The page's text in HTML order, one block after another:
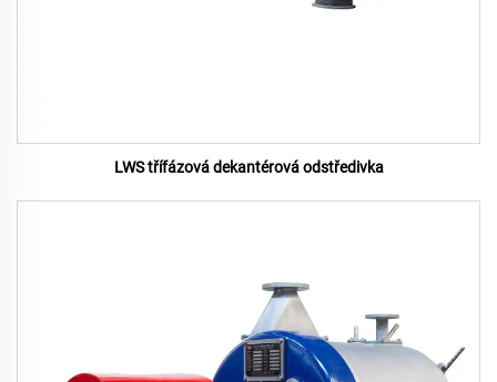
LWS třífázová dekantérová odstředivka